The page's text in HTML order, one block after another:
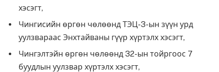
хэсэгт,
Чингисийн өргөн чөлөөнд ТЭЦ-3-ын зүүн урд
уулзвараас Энхтайваны гүүр хүртэлх хэсэгт,
Чингэлтэйн өргөн чөлөөнд 32-ын тойргоос 7
буудлын уулзвар хүртэлх хэсэгт,